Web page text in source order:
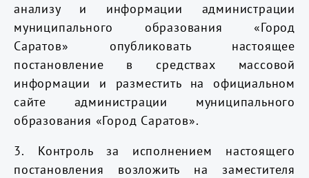
анализу и информации администрации
муниципального образования «Город
Саратов» опубликовать настоящее
постановление в средствах массовой
информации и разместить на официальном
сайте администрации муниципального
образования «Город Саратов».
3.
Контроль за исполнением настоящего
постановления возложить на заместителя